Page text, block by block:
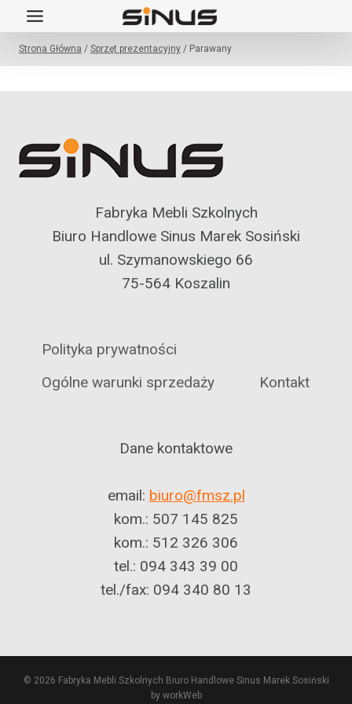
Przejdź
do
treściStrona Główna / Sprzęt prezentacyjny / Parawany
Fabryka Mebli Szkolnych
Biuro Handlowe Sinus Marek Sosiński
ul. Szymanowskiego 66
75-564 Koszalin
Polityka prywatności
Ogólne warunki sprzedaży
Kontakt
Dane kontaktowe
email: biuro@fmsz.pl
kom.: 507 145 825
kom.: 512 326 306
tel.: 094 343 39 00
tel./fax: 094 340 80 13
© 2026 Fabryka Mebli Szkolnych Biuro Handlowe Sinus Marek Sosiński
by workWeb